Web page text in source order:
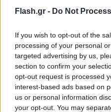
Flash.gr - Do Not
If you wish to opt-out of the
processing of your personal
targeted advertising by us,
section to confirm your
opt-out request is processed
interest-based ads based on
us or personal information
your opt-out. You may
07.08.2026